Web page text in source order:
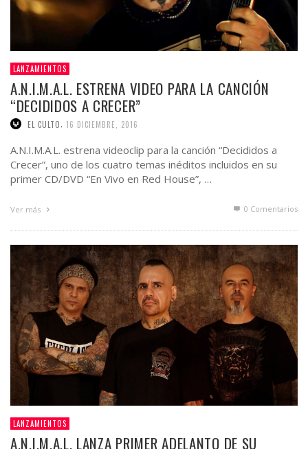
LANZAMIENTOS
A.N.I.M.A.L. ESTRENA VIDEO PARA LA CANCIÓN
“DECIDIDOS A CRECER”
EL CULTO 16 DICIEMBRE, 2016
A.N.I.M.A.L. estrena videoclip para la canción “Decididos a
Crecer”, uno de los cuatro temas inéditos incluidos en su
primer CD/DVD “En Vivo en Red House”, …
Ver más 0 Comentarios
LANZAMIENTOS
A.N.I.M.A.L. LANZA PRIMER ADELANTO DE SU